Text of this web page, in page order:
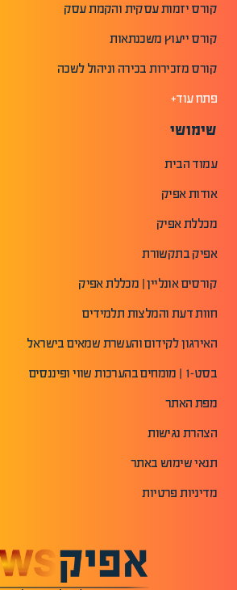
קורס יזמות עסקית והקמת עסק
קורס ייעוץ משכנתאות
קורס מזכירות בכירה וניהול לשכה
פתח עוד+
שימושי
עמוד הבית
אודות אפיק
מכללת אפיק
אפיק בתקשורת
קורסים אונליין | מכללת אפיק
חוות דעת והמלצות תלמידים
האירגון לקידום והעשרת שמאים בישראל
בסט-1 | מומחים בהערכות שווי ופיננסים
מפת האתר
הצהרת נגישות
תנאי שימוש באתר
מדיניות פרטיות